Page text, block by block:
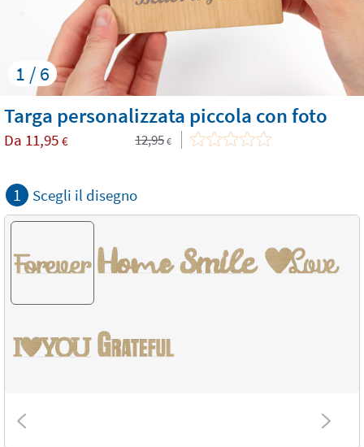
1 / 6
Targa personalizzata piccola con foto
Da 11,95 € 12,95 €
1 Scegli il disegno